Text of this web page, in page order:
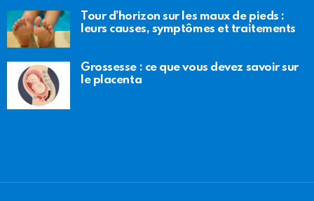
Tour d’horizon sur les maux de pieds :
leurs causes, symptômes et traitements
Grossesse : ce que vous devez savoir sur
le placenta